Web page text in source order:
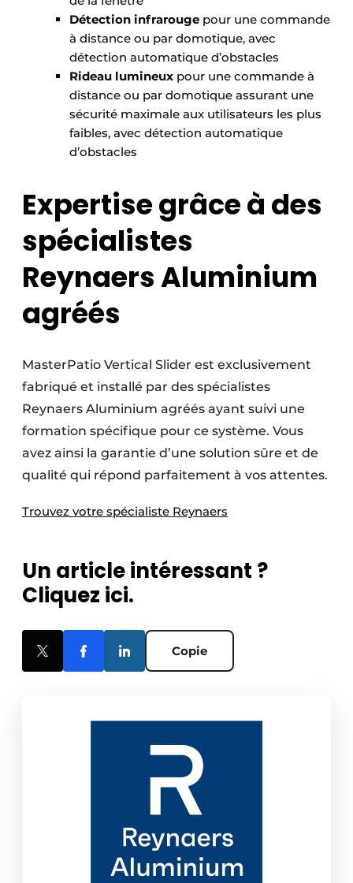
Détection infrarouge pour une commande
à distance ou par domotique, avec
détection automatique d’obstacles
Rideau lumineux pour une commande à
distance ou par domotique assurant une
sécurité maximale aux utilisateurs les plus
faibles, avec détection automatique
d’obstacles
Expertise grâce à des
spécialistes
Reynaers Aluminium
agréés
MasterPatio Vertical Slider est exclusivement
fabriqué et installé par des spécialistes
Reynaers Aluminium agréés ayant suivi une
formation spécifique pour ce système. Vous
avez ainsi la garantie d’une solution sûre et de
qualité qui répond parfaitement à vos attentes.
Trouvez votre spécialiste Reynaers
Un article intéressant ?
Cliquez ici.
Copie